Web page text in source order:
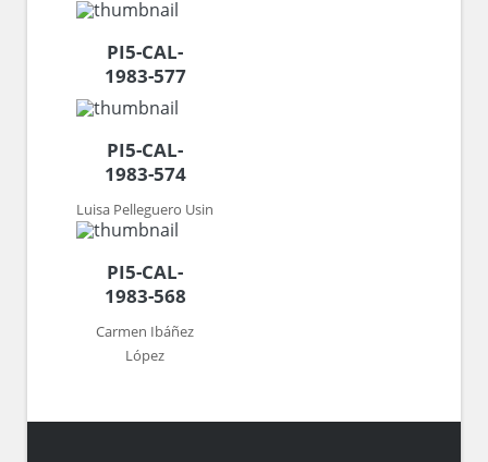
PI5-CAL-
1983-577
PI5-CAL-
1983-574
Luisa Pelleguero Usin
PI5-CAL-
1983-568
Carmen Ibáñez
López